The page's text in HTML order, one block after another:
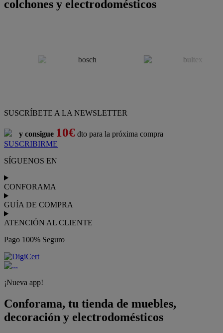
colchones y electrodomésticos
SUSCRÍBETE A LA NEWSLETTER
y consigue 10€ dto para la próxima compra
SUSCRIBIRME
SÍGUENOS EN
CONFORAMA
GUÍA DE COMPRA
ATENCIÓN AL CLIENTE
Pago 100% Seguro
¡Nueva app!
Conforama, tu tienda de muebles,
decoración y electrodomésticos